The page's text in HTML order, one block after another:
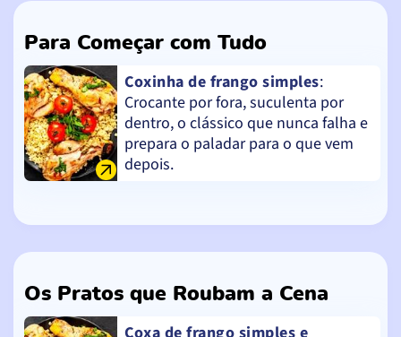
Para Começar com Tudo
Coxinha de frango simples:
Crocante por fora, suculenta por
dentro, o clássico que nunca falha e
prepara o paladar para o que vem
depois.
Os Pratos que Roubam a Cena